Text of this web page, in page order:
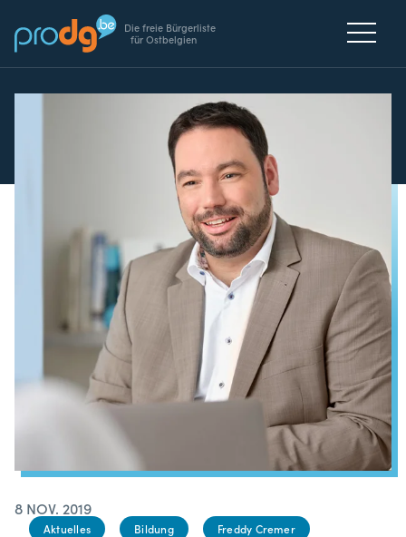
Die freie Bürgerliste
für Ostbelgien
8 NOV. 2019
Aktuelles Bildung
Freddy Cremer